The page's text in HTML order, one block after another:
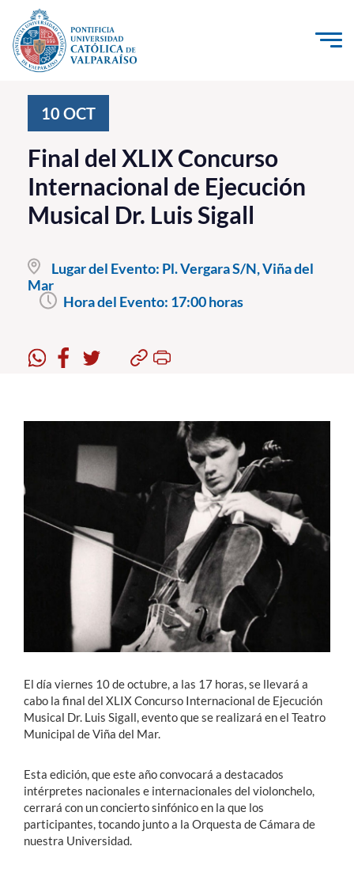
Click acá para ir directamente al contenido
Investigación, Creación e Innovación
PUCV Internacional
Vinculación con el Medio
Pregrado
Postgrado
Formación Continua
Funcionarios
Alumni
10 OCT
Final del XLIX Concurso
Internacional de Ejecución
Musical Dr. Luis Sigall
Lugar del Evento: Pl. Vergara S/N, Viña del
Mar
Hora del Evento: 17:00 horas
El día viernes 10 de octubre, a las 17 horas, se llevará a
cabo la final del XLIX Concurso Internacional de Ejecución
Musical Dr. Luis Sigall, evento que se realizará en el Teatro
Municipal de Viña del Mar.
Esta edición, que este año convocará a destacados
intérpretes nacionales e internacionales del violonchelo,
cerrará con un concierto sinfónico en la que los
participantes, tocando junto a la Orquesta de Cámara de
nuestra Universidad.